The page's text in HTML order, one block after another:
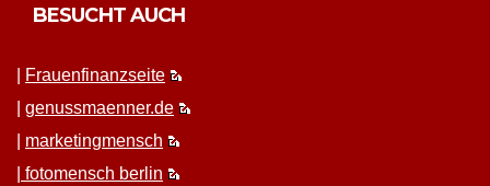
BESUCHT AUCH
Frauen­fi­nanz­seite
genussmaenner.de
mar­ket­ing­men­sch
fotomen­sch berlin